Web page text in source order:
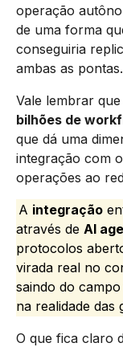
operação
de uma forma
conseguiria
ambas as pontas.
Vale lembrar
bilhões de
que dá uma
integração com
operações ao
A integração
através de AI
protocolos
virada real no
saindo do
na realidade das
O que fica claro